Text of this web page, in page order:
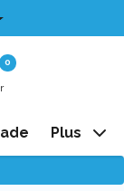
de stock
0
Plus